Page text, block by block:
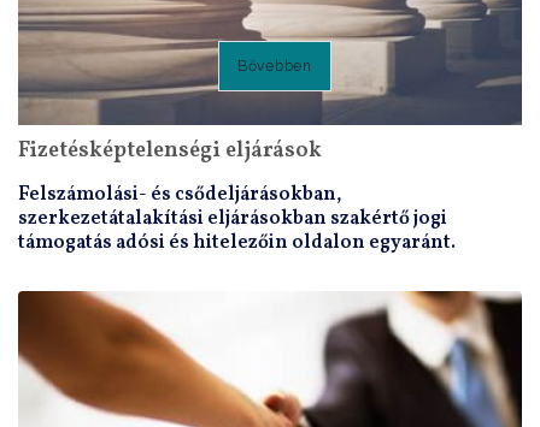
Bővebben
Fizetésképtelenségi eljárások
Felszámolási- és csődeljárásokban,
szerkezetátalakítási eljárásokban szakértő jogi
támogatás adósi és hitelezőin oldalon egyaránt.